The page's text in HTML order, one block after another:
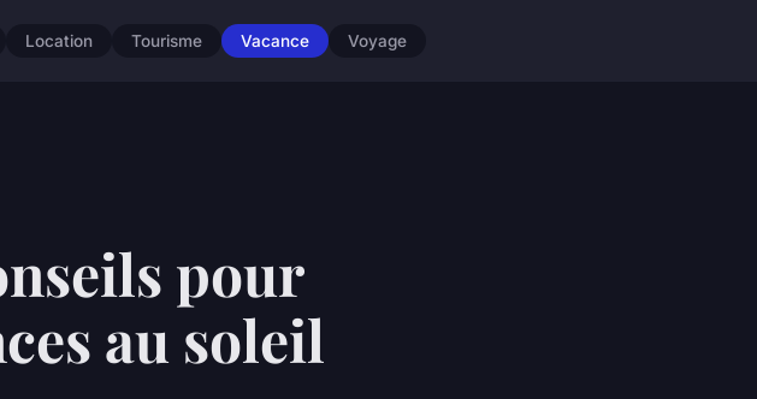
Location Tourisme Vacance Voyage
pour
au soleil